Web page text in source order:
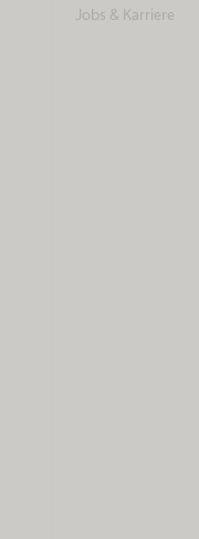
Jobs & Karriere